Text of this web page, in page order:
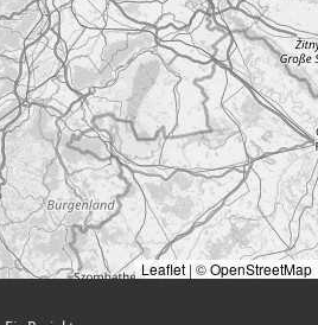
Leaflet | ©OpenStreetMap